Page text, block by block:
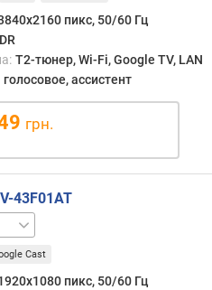
пикс, 50/60 Гц
T2-тюнер, Wi-Fi, Google TV, LAN
голосовое, ассистент
грн.
43F01AT
Cast
пикс, 50/60 Гц